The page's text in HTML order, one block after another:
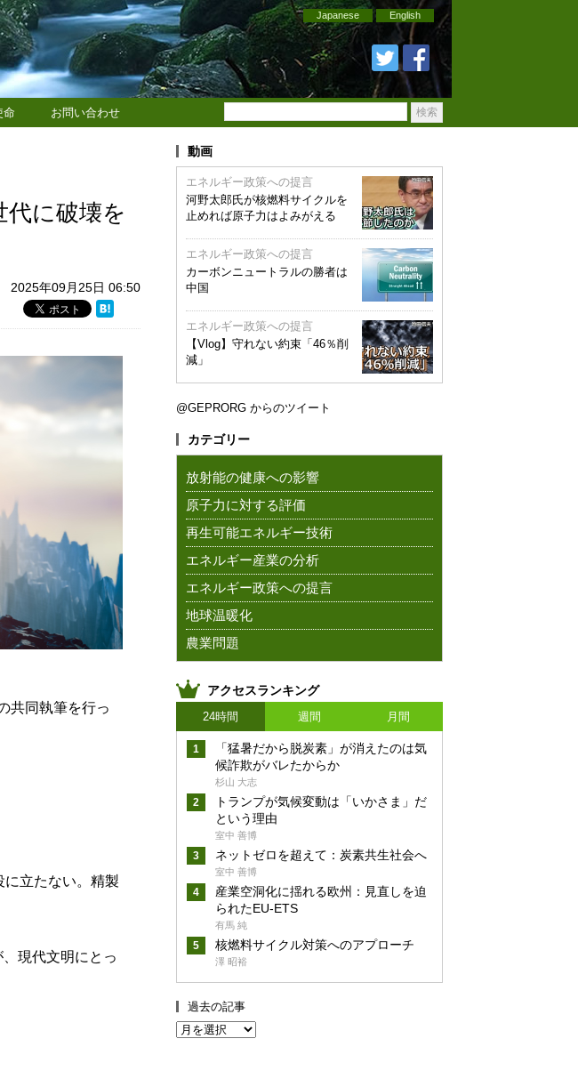
Japanese English
命 お問い合わせ
代に破壊を
2025年09月25日 06:50
共同執筆を行っ
立たない。精製
現代文明にとっ
動画
エネルギー政策への提言
河野太郎氏が核燃料サイクルを
止めれば原子力はよみがえる
エネルギー政策への提言
カーボンニュートラルの勝者は
中国
エネルギー政策への提言
【Vlog】守れない約束「46％削
減」
@GEPRORG からのツイート
カテゴリー
放射能の健康への影響
原子力に対する評価
再生可能エネルギー技術
エネルギー産業の分析
エネルギー政策への提言
地球温暖化
農業問題
アクセスランキング
24時間 週間 月間
「猛暑だから脱炭素」が消えたのは気
候詐欺がバレたからか
杉山 大志
トランプが気候変動は「いかさま」だ
という理由
室中 善博
ネットゼロを超えて：炭素共生社会へ
室中 善博
産業空洞化に揺れる欧州：見直しを迫
られたEU-ETS
有馬 純
核燃料サイクル対策へのアプローチ
澤 昭裕
過去の記事